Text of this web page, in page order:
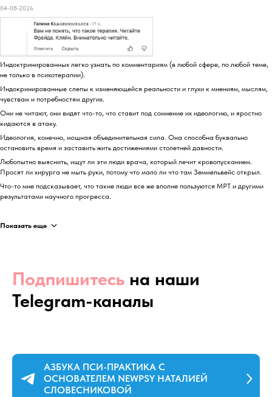
04-08-2026
Индоктринированных легко узнать по комментариям (в любой сфере, по любой теме,
не только в психотерапии).
Индокринированные слепы к изменяющейся реальности и глухи к мнениям, мыслям,
чувствам и потребностям других.
Они не читают, они видят что-то, что ставит под сомнение их идеологию, и яростно
кидаются в атаку.
Идеология, конечно, мощная объединительная сила. Она способна буквально
остановить время и заставить жить достижениями столетней давности.
Любопытно выяснить, ищут ли эти люди врача, который лечит кровопусканием.
Просят ли хирурга не мыть руки, потому что мало ли что там Земмельвейс открыл.
Что-то мне подсказывает, что такие люди все же вполне пользуются МРТ и другими
результатами научного прогресса.
Показать еще
Подпишитесь на наши
Telegram-каналы
АЗБУКА ПСИ-ПРАКТИКА С
ОСНОВАТЕЛЕМ NEWPSY НАТАЛИЕЙ
СЛОВЕСНИКОВОЙ